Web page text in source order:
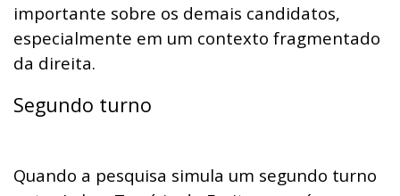
importante sobre os demais candidatos,
especialmente em um contexto fragmentado
da direita.
Segundo turno
Quando a pesquisa simula um segundo turno